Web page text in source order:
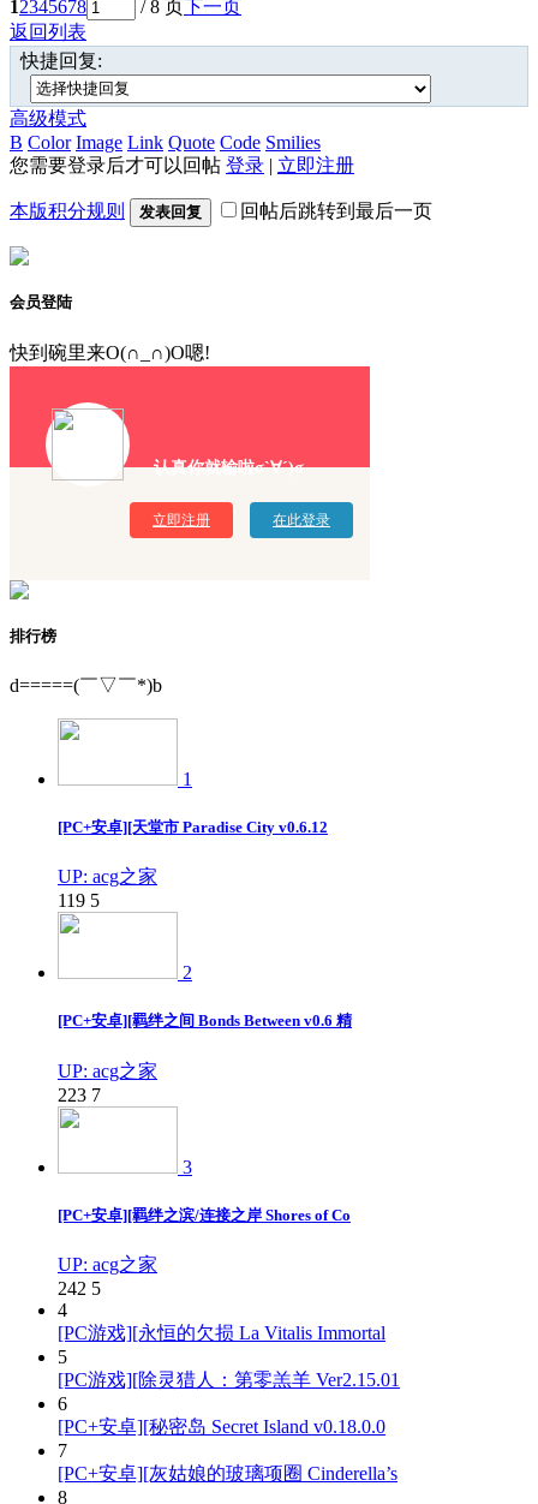
12345678 / 8 页下一页
返回列表
快捷回复:
高级模式
B Color Image Link Quote Code Smilies
您需要登录后才可以回帖 登录 | 立即注册
本版积分规则 发表回复 回帖后跳转到最后一页
会员登陆
快到碗里来O(∩_∩)O嗯!
认真你就输啦σ`∀´)σ
立即注册 在此登录
排行榜
d=====(￣▽￣*)b
1
[PC+安卓][天堂市 Paradise City v0.6.12
UP: acg之家
119 5
2
[PC+安卓][羁绊之间 Bonds Between v0.6 精
UP: acg之家
223 7
3
[PC+安卓][羁绊之滨/连接之岸 Shores of Co
UP: acg之家
242 5
4
[PC游戏][永恒的欠损 La Vitalis Immortal
5
[PC游戏][除灵猎人：第零羔羊 Ver2.15.01
6
[PC+安卓][秘密岛 Secret Island v0.18.0.0
7
[PC+安卓][灰姑娘的玻璃项圈 Cinderella’s
8